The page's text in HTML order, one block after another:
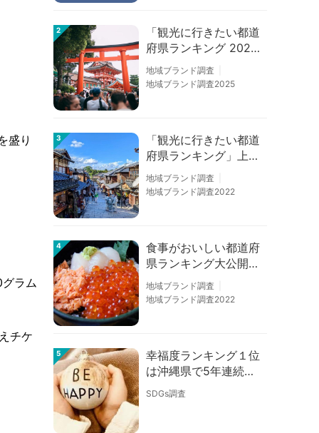
盛り
ラム
チケ
2
「観光に行きたい都道
府県ランキング 202
6」京都は低下、神奈
川上昇
地域ブランド調査
地域ブランド調査2025
3
「観光に行きたい都道
府県ランキング」上位
の順位に変動あり
地域ブランド調査
地域ブランド調査2022
4
食事がおいしい都道府
県ランキング大公開！
１位は北海道、３位は
大阪府、２位は〇〇
地域ブランド調査
地域ブランド調査2022
5
幸福度ランキング１位
は沖縄県で5年連続！
佐賀、愛知が順位上昇
【幸福度調査2026】
SDGs調査